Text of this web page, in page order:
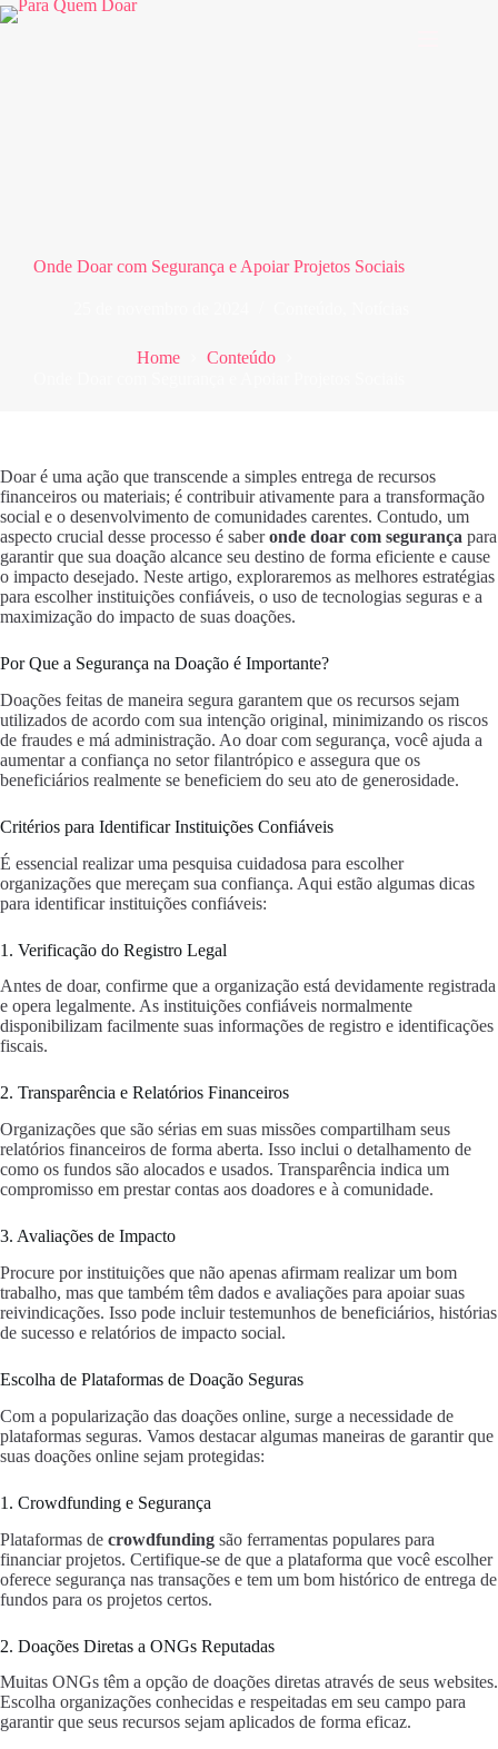
Pular
para
Onde Doar com Segurança e Apoiar Projetos Sociais
Home
Conteúdo
Doar é uma ação que transcende a simples entrega de recursos
financeiros ou materiais; é contribuir ativamente para a transformação
social e o desenvolvimento de comunidades carentes. Contudo, um
aspecto crucial desse processo é saberonde doar com segurança para
garantir que sua doação alcance seu destino de forma eficiente e cause
o impacto desejado. Neste artigo, exploraremos as melhores estratégias
para escolher instituições confiáveis, o uso de tecnologias seguras e a
maximização do impacto de suas doações.
Por Que a Segurança na Doação é Importante?
Doações feitas de maneira segura garantem que os recursos sejam
utilizados de acordo com sua intenção original, minimizando os riscos
de fraudes e má administração. Ao doar com segurança, você ajuda a
aumentar a confiança no setor filantrópico e assegura que os
beneficiários realmente se beneficiem do seu ato de generosidade.
Critérios para Identificar Instituições Confiáveis
É essencial realizar uma pesquisa cuidadosa para escolher
organizações que mereçam sua confiança. Aqui estão algumas dicas
para identificar instituições confiáveis:
1. Verificação do Registro Legal
Antes de doar, confirme que a organização está devidamente registrada
e opera legalmente. As instituições confiáveis normalmente
disponibilizam facilmente suas informações de registro e identificações
fiscais.
2. Transparência e Relatórios Financeiros
Organizações que são sérias em suas missões compartilham seus
relatórios financeiros de forma aberta. Isso inclui o detalhamento de
como os fundos são alocados e usados. Transparência indica um
compromisso em prestar contas aos doadores e à comunidade.
3. Avaliações de Impacto
Procure por instituições que não apenas afirmam realizar um bom
trabalho, mas que também têm dados e avaliações para apoiar suas
reivindicações. Isso pode incluir testemunhos de beneficiários, histórias
de sucesso e relatórios de impacto social.
Escolha de Plataformas de Doação Seguras
Com a popularização das doações online, surge a necessidade de
plataformas seguras. Vamos destacar algumas maneiras de garantir que
suas doações online sejam protegidas:
1. Crowdfunding e Segurança
Plataformas de crowdfunding são ferramentas populares para
financiar projetos. Certifique-se de que a plataforma que você escolher
oferece segurança nas transações e tem um bom histórico de entrega de
fundos para os projetos certos.
2. Doações Diretas a ONGs Reputadas
Muitas ONGs têm a opção de doações diretas através de seus websites.
Escolha organizações conhecidas e respeitadas em seu campo para
garantir que seus recursos sejam aplicados de forma eficaz.